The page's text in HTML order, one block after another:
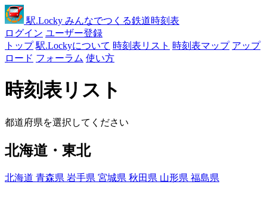
駅.Locky みんなでつくる鉄道時刻表
ログイン ユーザー登録
トップ 駅.Lockyについて 時刻表リスト 時刻表マップ アップ
ロード フォーラム 使い方
時刻表リスト
都道府県を選択してください
北海道・東北
北海道 青森県 岩手県 宮城県 秋田県 山形県 福島県